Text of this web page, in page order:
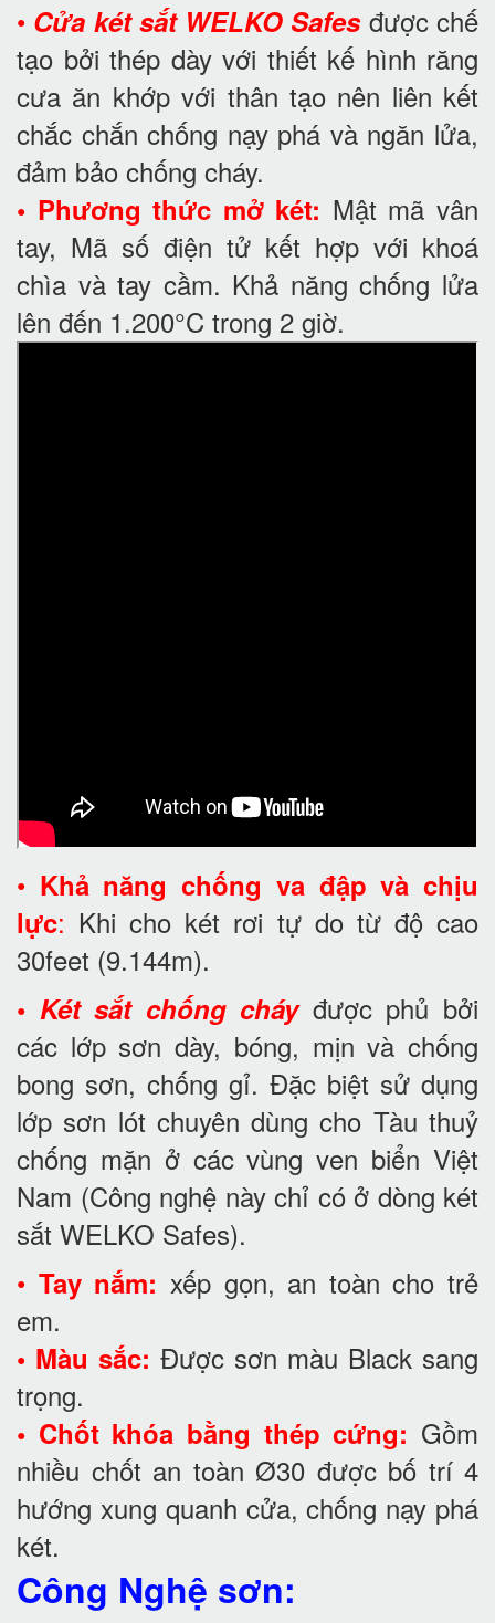
• Cửa két sắt WELKO Safesđược chế
tạo bởi thép dày với thiết kế hình răng
cưa ăn khớp với thân tạo nên liên kết
chắc chắn chống nạy phá và ngăn lửa,
đảm bảo chống cháy.
• Phương thức mở két: Mật mã vân
tay, Mã số điện tử kết hợp với khoá
chìa và tay cầm. Khả năng chống lửa
lên đến 1.200°C trong 2 giờ.
• Khả năng chống va đập và chịu
lực: Khi cho két rơi tự do từ độ cao
30feet (9.144m).
• Két sắt chống cháyđược phủ bởi
các lớp sơn dày, bóng, mịn và chống
bong sơn, chống gỉ. Đặc biệt sử dụng
lớp sơn lót chuyên dùng cho Tàu thuỷ
chống mặn ở các vùng ven biển Việt
Nam (Công nghệ này chỉ có ở dòng két
sắt WELKO Safes).
• Tay nắm: xếp gọn, an toàn cho trẻ
em.
• Màu sắc: Được sơn màu Black sang
trọng.
• Chốt khóa bằng thép cứng: Gồm
nhiều chốt an toàn Ø30 được bố trí 4
hướng xung quanh cửa, chống nạy phá
két.
Công Nghệ sơn: